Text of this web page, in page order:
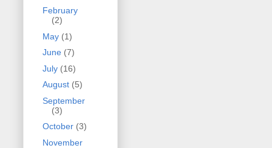
February
(2)
May (1)
June (7)
July (16)
August (5)
September
(3)
October (3)
November